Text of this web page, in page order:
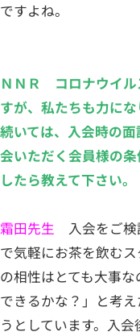
ですよね。
ＮＮＲ コロナウイル
すが、私たちも力に
続いては、入会時の
会いただく会員様の
したら教えて下さい。
霜田先生 入会をご検
で気軽にお茶を飲む
の相性はとても大事
できるかな？」と考
うとしています。入